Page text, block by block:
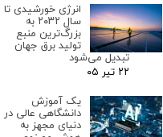
انرژی خورشیدی تا
سال ۲۰۳۲ به
بزرگ‌ترین منبع
تولید برق جهان
تبدیل می‌شود
۲۲ تیر ۰۵
یک آموزش
دانشگاهی عالی در
دنیای مجهز به